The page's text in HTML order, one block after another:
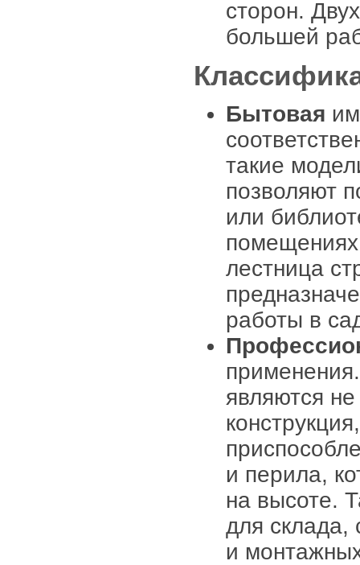
сторон.
большей
Бытовая
такие
позволяют
или
лестница
работы в
являются
и перила,
на высоте.
для склада,
и